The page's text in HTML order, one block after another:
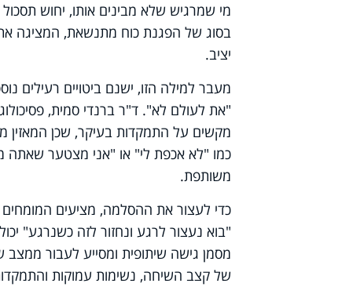
מי שמרגיש שלא מבינים אותו, יחוש
בסוג של הפגנת כוח מתנשאת, המציגה
יציב.
מעבר למילה הזו, ישנם ביטויים רעילים
"את לעולם לא". ד"ר ברנדי סמית,
מקשים על התמקדות בעיקר, שכן המאזין
כמו "לא אכפת לי" או "אני מצטער שאתה
משותפת.
כדי לעצור את ההסלמה, מציעים המומחים
"בוא נעצור לרגע ונחזור לזה כשנרגע"
מסמן גישה שיתופית ומסייע לעבור
של קצב השיחה, נשימות עמוקות